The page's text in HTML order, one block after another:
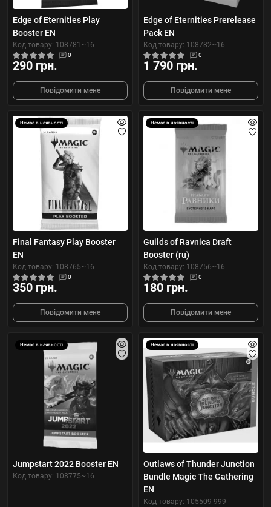
Edge of Eternities Play
Booster EN
Код товару: 108781~16
0
290 грн.
Повідомити мене
Edge of Eternities Prerelease
Pack EN
Код товару: 108782~16
0
1 790 грн.
Повідомити мене
Немає в наявності
Final Fantasy Play Booster
EN
Код товару: 108765~16
0
350 грн.
Повідомити мене
Немає в наявності
Guilds of Ravnica Draft
Booster (ru)
Код товару: 108756~16
0
180 грн.
Повідомити мене
Немає в наявності
Jumpstart 2022 Booster EN
Код товару: 108775~16
Немає в наявності
Outlaws of Thunder Junction
Bundle Magic The Gathering
EN
Код товару: 105509-999